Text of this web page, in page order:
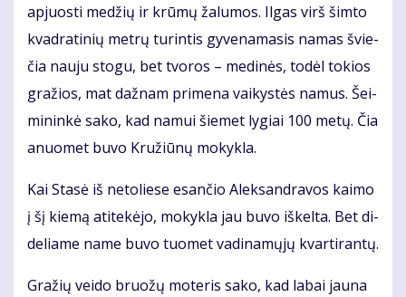
ap­juos­ti me­džių ir krū­mų ža­lu­mos. Il­gas virš šim­to
kvad­ra­ti­nių met­rų tu­rin­tis gy­ve­na­ma­sis na­mas švie­
čia nau­ju sto­gu, bet tvo­ros – me­di­nės, to­dėl to­kios
gra­žios, mat daž­nam pri­me­na vai­kys­tės na­mus. Šei­
mi­nin­kė sa­ko, kad na­mui šie­met ly­giai 100 me­tų. Čia
anuo­met bu­vo Kru­žiū­nų mo­kyk­la.
Kai Sta­sė iš ne­to­lie­se esan­čio Alek­san­dra­vos kai­mo
į šį kie­mą ati­te­kė­jo, mo­kyk­la jau bu­vo iš­kel­ta. Bet di­
de­lia­me na­me bu­vo tuo­met va­di­na­mų­jų kvar­ti­ran­tų.
Gra­žių vei­do bruo­žų mo­te­ris sa­ko, kad la­bai jau­na